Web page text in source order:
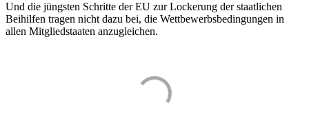
Und die jüngsten Schritte der EU zur Lockerung der staatlichen
Beihilfen tragen nicht dazu bei, die Wettbewerbsbedingungen in
allen Mitgliedstaaten anzugleichen.